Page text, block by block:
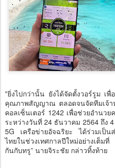
"ยิ่งไปกว่านั้น ยังได้จัดตั้งวอร์รูม เพื่
คุณภาพสัญญาณ ตลอดจนจัดทีมเจ้า
คอลเซ็นเตอร์ 1242 เพื่อช่วยอำนว
ระหว่างวันที่ 24 ธันวาคม 2564 ถึง
5G เครือข่ายอัจฉริยะ ได้ร่วมเป็น
ไทยในช่วงเทศกาลปีใหม่อย่างเต็ม
กันกับทรู” นายจิระชัย กล่าวทิ้งท้าย